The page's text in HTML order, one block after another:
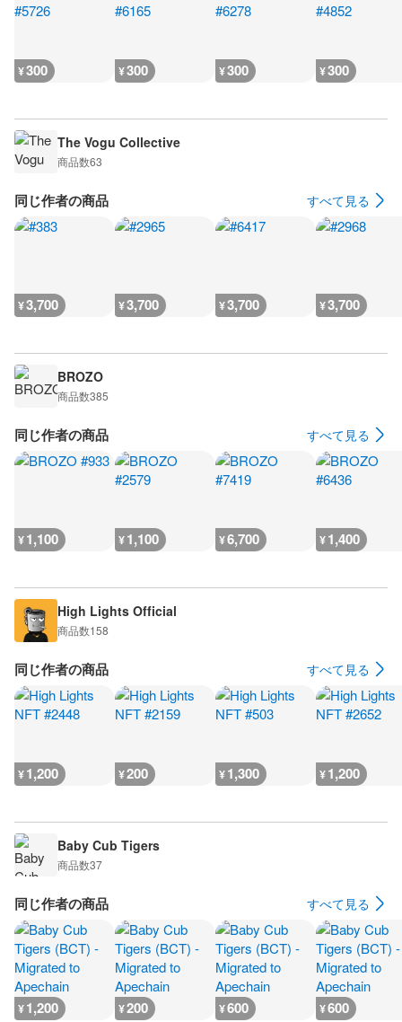
¥300 ¥300 ¥300 ¥300
The Vogu Collective
商品数63
同じ作者の商品 すべて見る
¥3,700 ¥3,700 ¥3,700 ¥3,700
BROZO
商品数385
同じ作者の商品 すべて見る
¥1,100 ¥1,100 ¥6,700 ¥1,400
High Lights Official
商品数158
同じ作者の商品 すべて見る
¥1,200 ¥200 ¥1,300 ¥1,200
Baby Cub Tigers
商品数37
同じ作者の商品 すべて見る
¥1,200 ¥200 ¥600 ¥600